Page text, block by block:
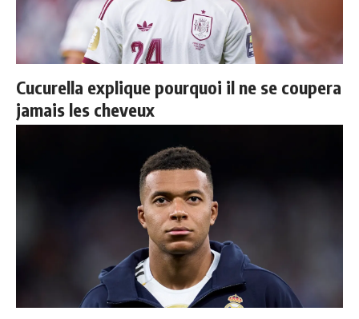
Cucurella explique pourquoi il ne se coupera
jamais les cheveux